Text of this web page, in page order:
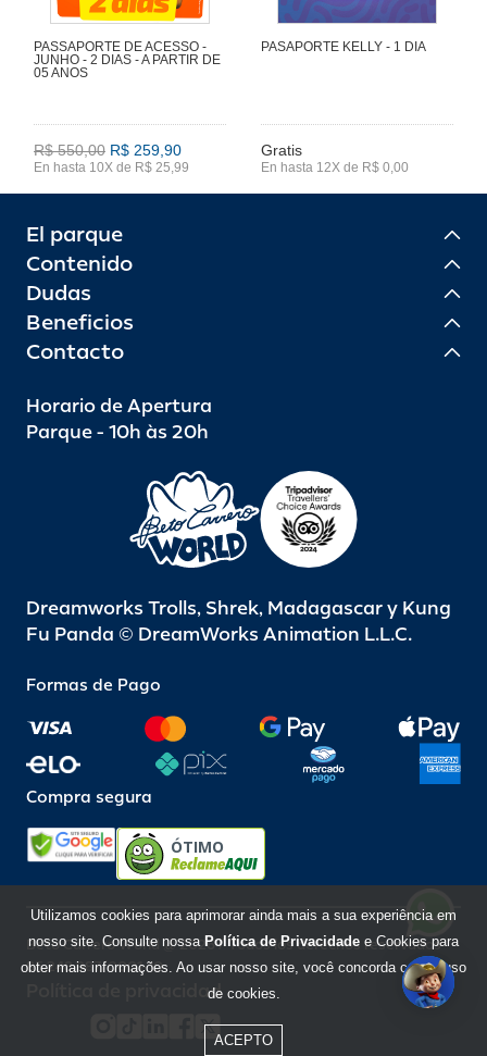
PASSAPORTE DE ACESSO -
JUNHO - 2 DIAS - A PARTIR DE
05 ANOS
R$ 550,00 R$ 259,90
En hasta 10X de R$ 25,99
PASAPORTE KELLY - 1 DIA
Gratis
En hasta 12X de R$ 0,00
El parque
Contenido
Dudas
Beneficios
Contacto
Horario de Apertura
Parque - 10h às 20h
Dreamworks Trolls, Shrek, Madagascar y Kung
Fu Panda © DreamWorks Animation L.L.C.
Formas de Pago
Compra segura
ÓTIMO
Beto Carrero World @ 2026 / Todos los derechos reservados
85.248.987/0001-10
Política de privacidad
Utilizamos cookies para aprimorar ainda mais a sua experiência em
nosso site. Consulte nossa Política de Privacidade e Cookies para
obter mais informações. Ao usar nosso site, você concorda com o uso
de cookies.
ACEPTO